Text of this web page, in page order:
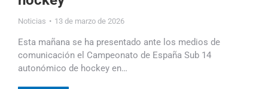
Noticias 13 de marzo de 2026
Esta mañana se ha presentado ante los medios de
comunicación el Campeonato de España Sub 14
autonómico de hockey en…